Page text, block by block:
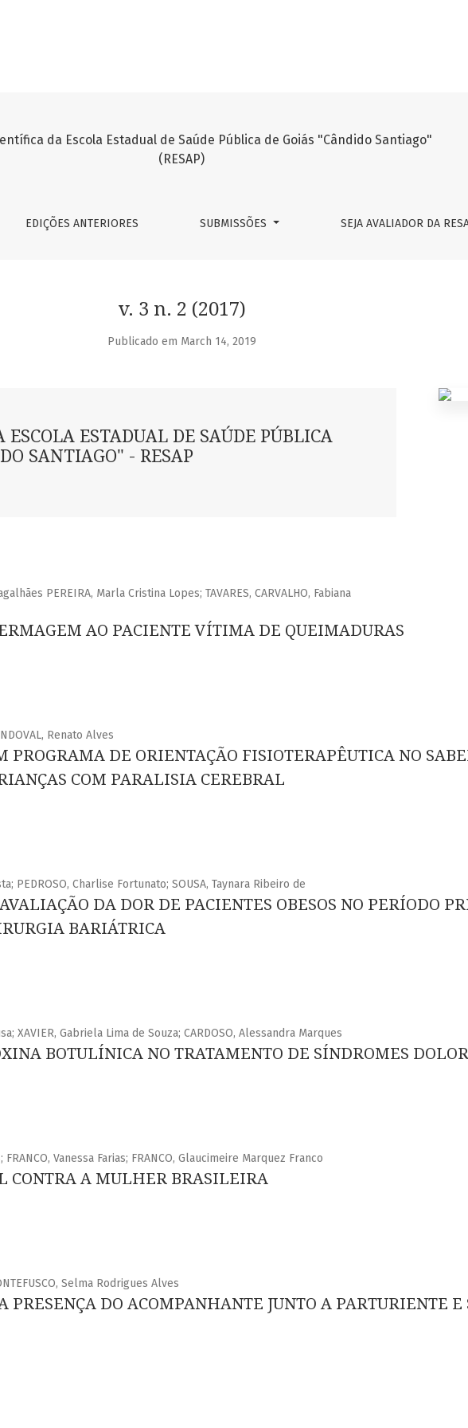
EDIÇÕES ANTERIORES SUBMISSÕES SEJA AVALIADOR DA
v. 3 n. 2 (2017)
Publicado em March 14, 2019
ESTADUAL DE SAÚDE PÚBLICA
SANTIAGO" - RESAP
PEREIRA, Marla Cristina Lopes; TAVARES, CARVALHO, Fabiana
AO PACIENTE VÍTIMA DE QUEIMADURAS
Renato Alves
PROGRAMA DE ORIENTAÇÃO FISIOTERAPÊUTICA NO
COM PARALISIA CEREBRAL
PEDROSO, Charlise Fortunato; SOUSA, Taynara Ribeiro de
DA DOR DE PACIENTES OBESOS NO PERÍODO
BARIÁTRICA
XAVIER, Gabriela Lima de Souza; CARDOSO, Alessandra Marques
BOTULÍNICA NO TRATAMENTO DE SÍNDROMES
FRANCO, Vanessa Farias; FRANCO, Glaucimeire Marquez Franco
CONTRA A MULHER BRASILEIRA
Selma Rodrigues Alves
PRESENÇA DO ACOMPANHANTE JUNTO A PARTURIENTE E